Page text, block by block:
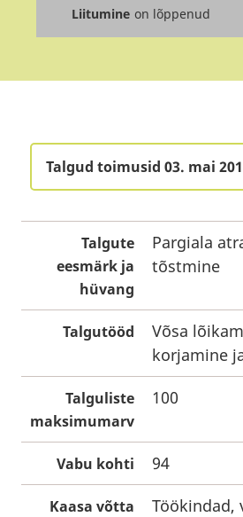
Liitumine on lõppenud
Talgud toimusid 03. mai
Talgute
eesmärk ja
hüvang
Pargiala
tõstmine
Talgutööd
Võsa
korjamine
Talguliste
maksimumarv
100
Vabu kohti 94
Kaasa võtta
Töökindad,